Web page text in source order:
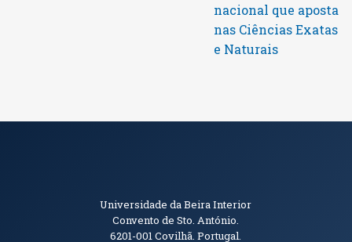
nacional que aposta
nas Ciências Exatas
e Naturais
Informações de Contacto
Universidade da Beira Interior
Convento de Sto. António.
6201-001Covilhã. Portugal.